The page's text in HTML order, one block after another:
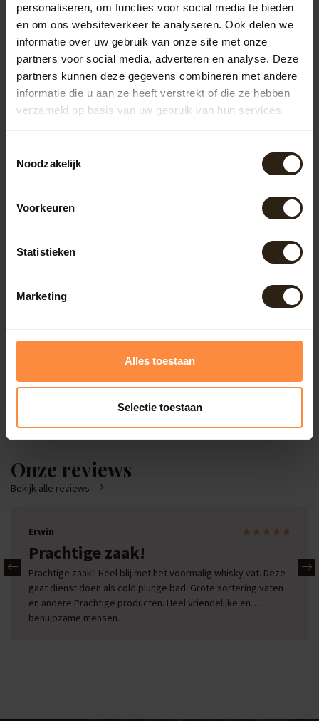
personaliseren, om functies voor social media te bieden
en om ons websiteverkeer te analyseren. Ook delen we
informatie over uw gebruik van onze site met onze
partners voor social media, adverteren en analyse. Deze
partners kunnen deze gegevens combineren met andere
informatie die u aan ze heeft verstrekt of die ze hebben
verzameld op basis van uw gebruik van hun services.
Noodzakelijk
Voorkeuren
Statistieken
Marketing
Alles toestaan
Selectie toestaan
van je tuin. Deze functionaliteiten verhogen het gebruiksgemak en
maken het eenvoudiger om je tuin efficiënt en duurzaam te
Populaire categorieën
Regentonnen
Onze reviews
Bekijk alle reviews
Erwin
Prachtige zaak!
Prachtige zaak!! Heel blij met het voormalig whisky vat. Deze
gaat dienst doen als cold plunge bad. Grote sortering vaten
en andere Prachtige producten. Heel vriendelijke en
behulpzame mensen.